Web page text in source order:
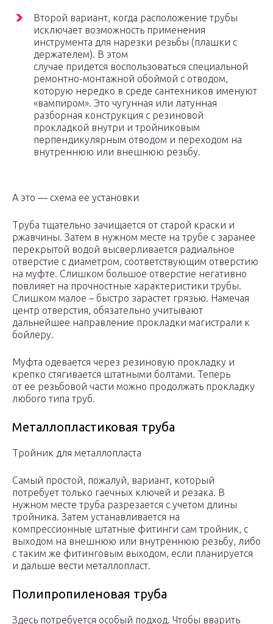
Второй вариант, когда расположение трубы
исключает возможность применения
инструмента для нарезки резьбы (плашки с
держателем). В этом
случае придется воспользоваться специальной
ремонтно-монтажной обоймой с отводом,
которую нередко в среде сантехников именуют
«вампиром». Это чугунная или латунная
разборная конструкция с резиновой
прокладкой внутри и тройниковым
перпендикулярным отводом и переходом на
внутреннюю или внешнюю резьбу.
А это — схема ее установки
Труба тщательно зачищается от старой краски и
ржавчины. Затем в нужном месте на трубе с заранее
перекрытой водой высверливается радиальное
отверстие с диаметром, соответствующим отверстию
на муфте. Слишком большое отверстие негативно
повлияет на прочностные характеристики трубы.
Слишком малое – быстро зарастет грязью. Намечая
центр отверстия, обязательно учитывают
дальнейшее направление прокладки магистрали к
бойлеру.
Муфта одевается через резиновую прокладку и
крепко стягивается штатными болтами. Теперь
от ее резьбовой части можно продолжать прокладку
любого типа труб.
Металлопластиковая труба
Тройник для металлопласта
Самый простой, пожалуй, вариант, который
потребует только гаечных ключей и резака. В
нужном месте труба разрезается с учетом длины
тройника. Затем устанавливается на
компрессионные штатные фитинги сам тройник, с
выходом на внешнюю или внутреннюю резьбу, либо
с таким же фитинговым выходом, если планируется
и дальше вести металлопласт.
Полипропиленовая труба
Здесь потребуется особый подход. Чтобы вварить